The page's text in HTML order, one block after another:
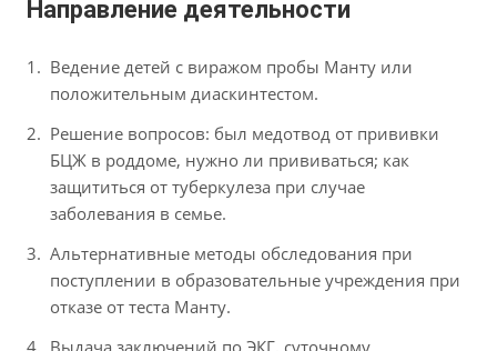
Направление деятельности
Ведение детей с виражом пробы Манту или
положительным диаскинтестом.
Решение вопросов: был медотвод от прививки
БЦЖ в роддоме, нужно ли прививаться; как
защититься от туберкулеза при случае
заболевания в семье.
Альтернативные методы обследования при
поступлении в образовательные учреждения при
отказе от теста Манту.